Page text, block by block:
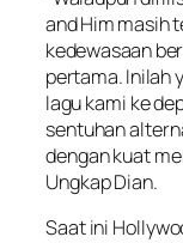
and Him masih
kedewasaan
pertama. Inilah
lagu kami ke
sentuhan
dengan kuat
Ungkap Dian.
Saat ini